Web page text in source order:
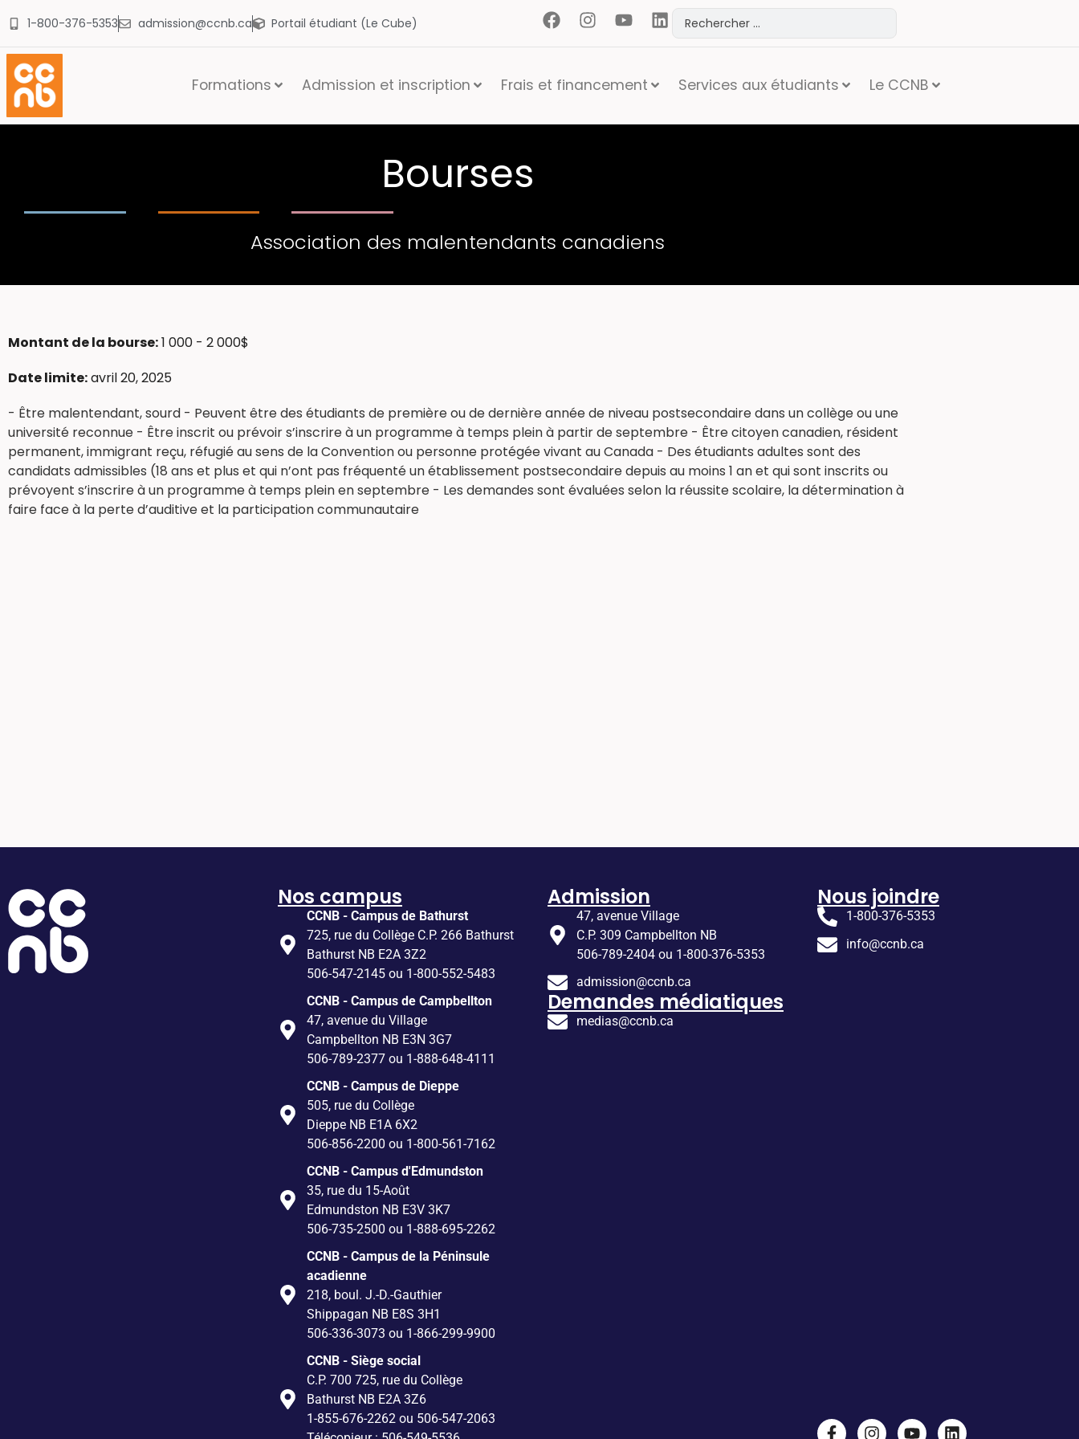
1-800-376-5353 admission@ccnb.ca Portail étudiant (Le Cube)
Formations Admission et inscription Frais et financement Services aux étudiants Le CCNB
Bourses
Association des malentendants canadiens
Montant de la bourse:1 000 - 2 000$
Date limite:avril 20, 2025
- Être malentendant, sourd - Peuvent être des étudiants de première ou de dernière année de niveau postsecondaire dans un collège ou une
université reconnue - Être inscrit ou prévoir s’inscrire à un programme à temps plein à partir de septembre - Être citoyen canadien, résident
permanent, immigrant reçu, réfugié au sens de la Convention ou personne protégée vivant au Canada - Des étudiants adultes sont des
candidats admissibles (18 ans et plus et qui n’ont pas fréquenté un établissement postsecondaire depuis au moins 1 an et qui sont inscrits ou
prévoyent s’inscrire à un programme à temps plein en septembre - Les demandes sont évaluées selon la réussite scolaire, la détermination à
faire face à la perte d’auditive et la participation communautaire
Nos campus
CCNB - Campus de Bathurst
725, rue du Collège C.P. 266 Bathurst
Bathurst NB E2A 3Z2
506-547-2145 ou 1-800-552-5483
CCNB - Campus de Campbellton
47, avenue du Village
Campbellton NB E3N 3G7
506-789-2377 ou 1-888-648-4111
CCNB - Campus de Dieppe
505, rue du Collège
Dieppe NB E1A 6X2
506-856-2200 ou 1-800-561-7162
CCNB - Campus d'Edmundston
35, rue du 15-Août
Edmundston NB E3V 3K7
506-735-2500 ou 1-888-695-2262
CCNB - Campus de la Péninsule
acadienne
218, boul. J.-D.-Gauthier
Shippagan NB E8S 3H1
506-336-3073 ou 1-866-299-9900
CCNB - Siège social
C.P. 700 725, rue du Collège
Bathurst NB E2A 3Z6
1-855-676-2262 ou 506-547-2063
Admission
47, avenue Village
C.P. 309 Campbellton NB
506-789-2404 ou 1-800-376-5353
admission@ccnb.ca
Demandes médiatiques
medias@ccnb.ca
Nous joindre
1-800-376-5353
info@ccnb.ca